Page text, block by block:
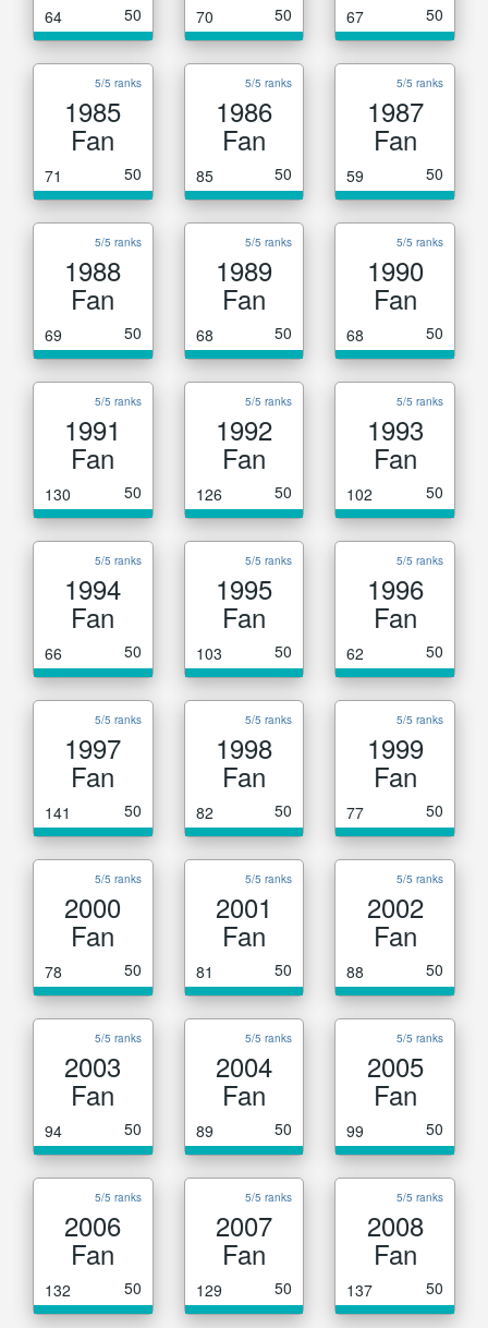
64 50 70 50 67 50
5/5 ranks
1985
Fan
71 50
5/5 ranks
1986
Fan
85 50
5/5 ranks
1987
Fan
59 50
5/5 ranks
1988
Fan
69 50
5/5 ranks
1989
Fan
68 50
5/5 ranks
1990
Fan
68 50
5/5 ranks
1991
Fan
130 50
5/5 ranks
1992
Fan
126 50
5/5 ranks
1993
Fan
102 50
5/5 ranks
1994
Fan
66 50
5/5 ranks
1995
Fan
103 50
5/5 ranks
1996
Fan
62 50
5/5 ranks
1997
Fan
141 50
5/5 ranks
1998
Fan
82 50
5/5 ranks
1999
Fan
77 50
5/5 ranks
2000
Fan
78 50
5/5 ranks
2001
Fan
81 50
5/5 ranks
2002
Fan
88 50
5/5 ranks
2003
Fan
94 50
5/5 ranks
2004
Fan
89 50
5/5 ranks
2005
Fan
99 50
5/5 ranks
2006
Fan
132 50
5/5 ranks
2007
Fan
129 50
5/5 ranks
2008
Fan
137 50